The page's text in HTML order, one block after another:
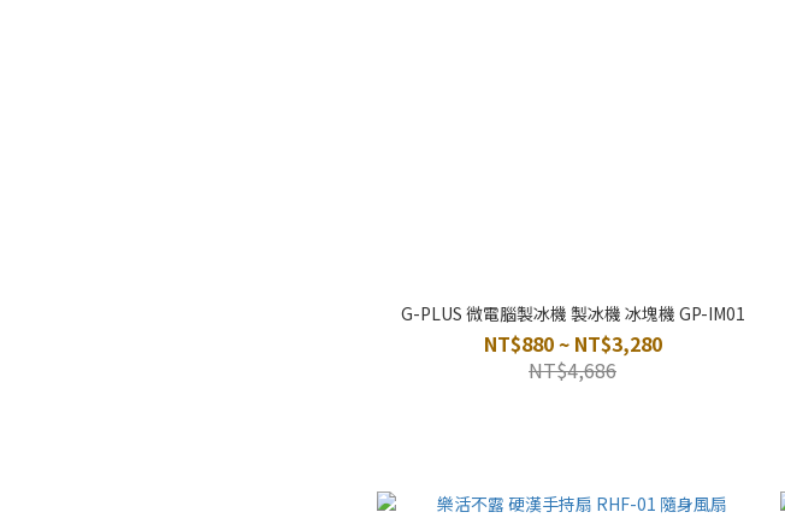
G-PLUS 微電腦製冰機 製冰機 冰塊機 GP-IM01
NT$880 ~ NT$3,280
NT$4,686